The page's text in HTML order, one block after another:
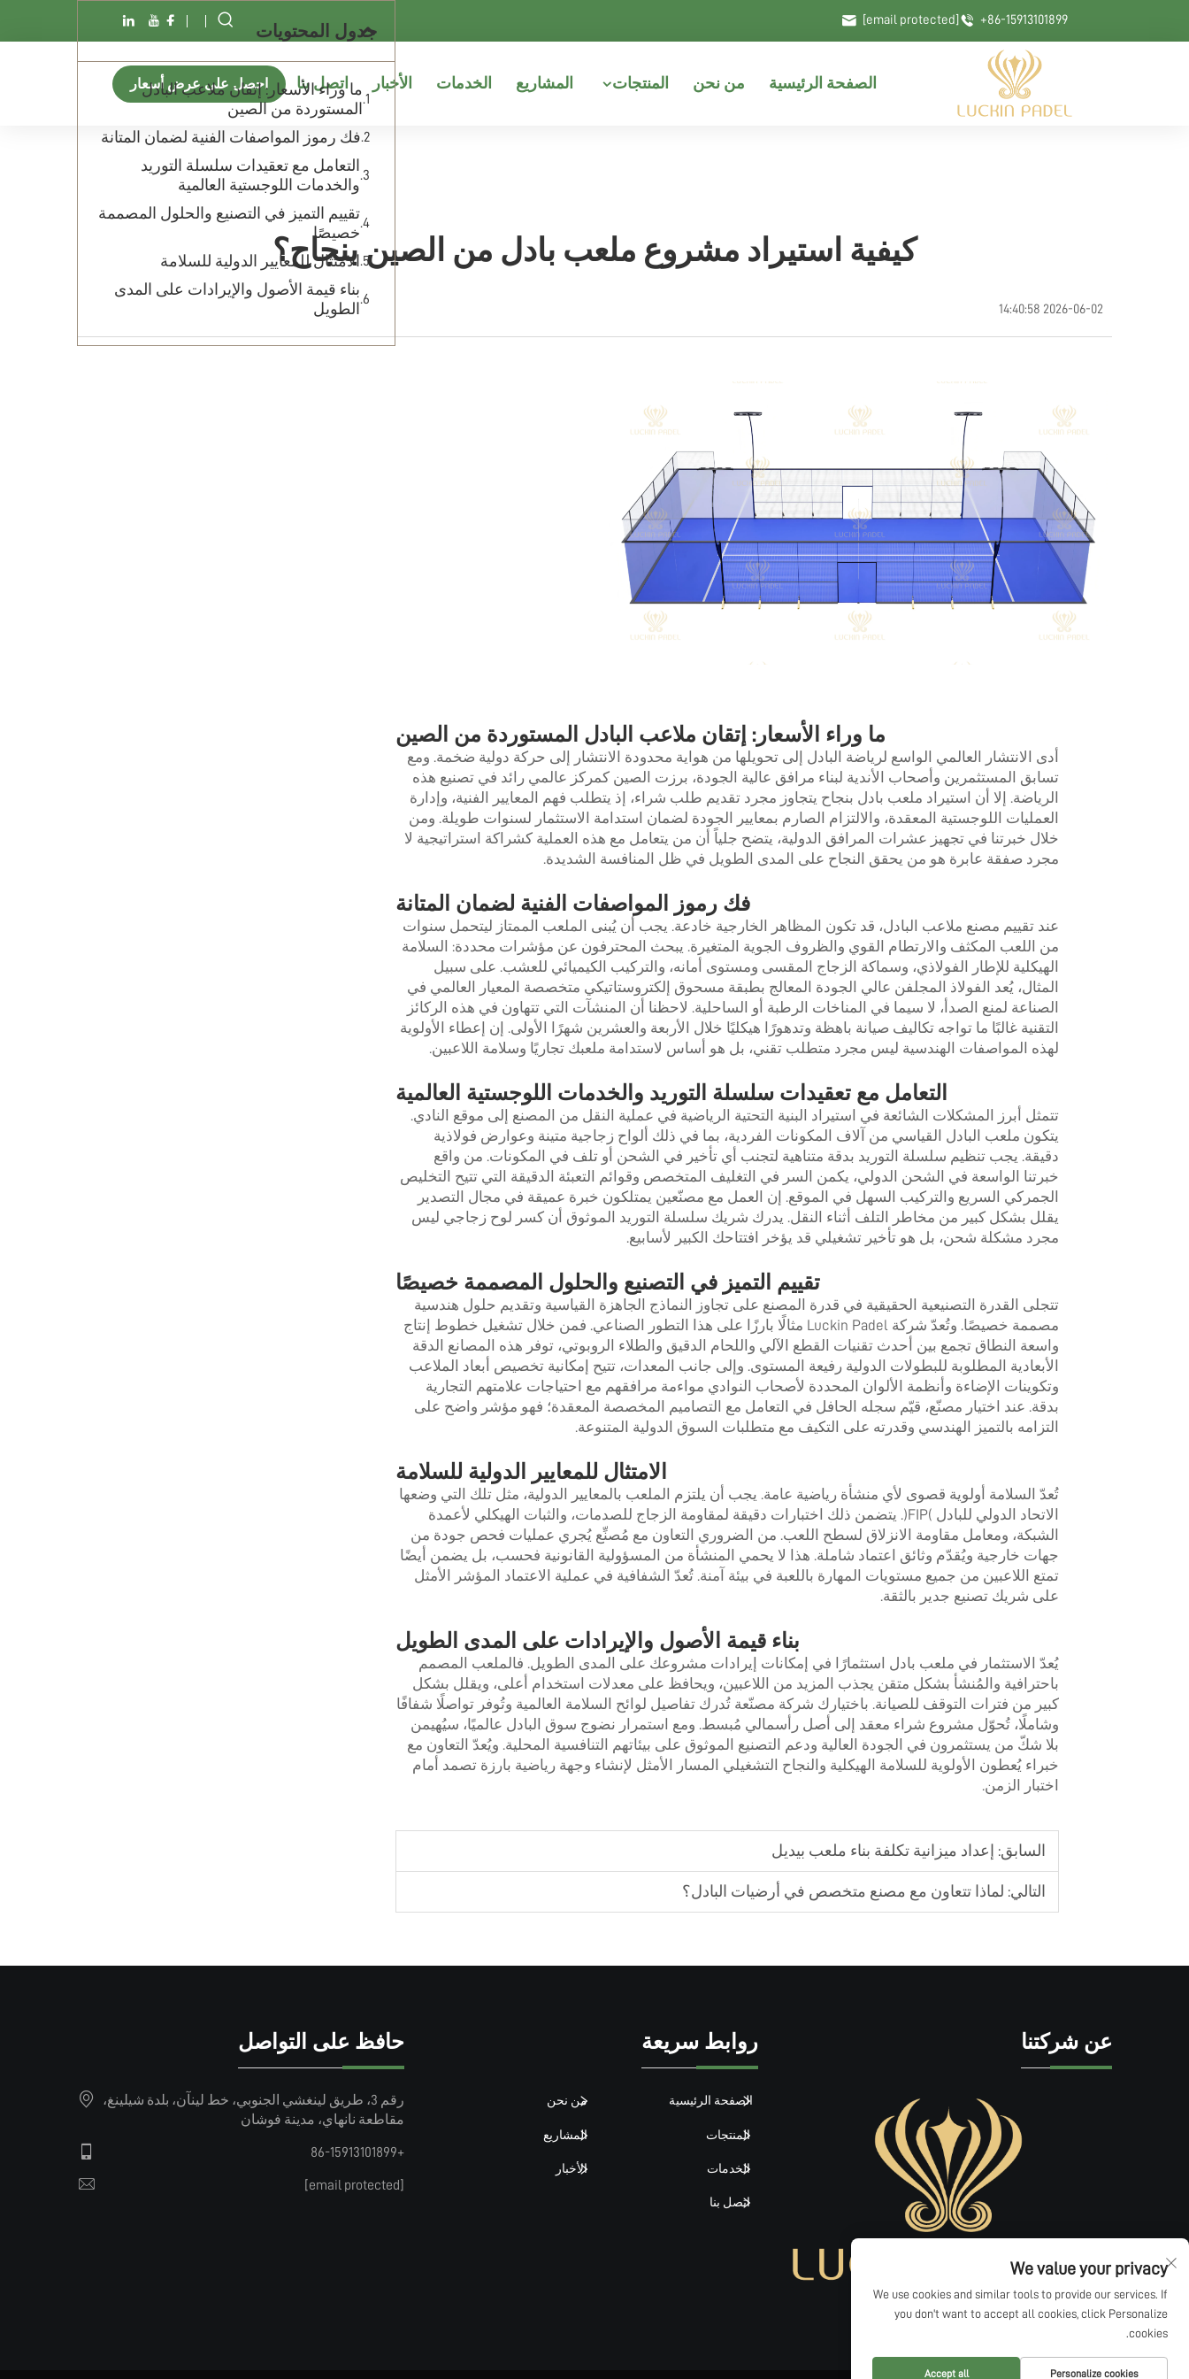
+86-15913101899
[email protected]
الصفحة الرئيسية من نحن المنتجات المشاريع الخدمات الأخبار اتصل بنا احصل على عرض أسعار
كيفية استيراد مشروع ملعب بادل من الصين بنجاح؟
2026-06-02 14:40:58
ما وراء الأسعار: إتقان ملاعب البادل المستوردة من الصين
أدى الانتشار العالمي الواسع لرياضة البادل إلى تحويلها من هواية محدودة الانتشار إلى حركة دولية ضخمة. ومع
تسابق المستثمرين وأصحاب الأندية لبناء مرافق عالية الجودة، برزت الصين كمركز عالمي رائد في تصنيع هذه
الرياضة. إلا أن استيراد ملعب بادل بنجاح يتجاوز مجرد تقديم طلب شراء، إذ يتطلب فهم المعايير الفنية، وإدارة
العمليات اللوجستية المعقدة، والالتزام الصارم بمعايير الجودة لضمان استدامة الاستثمار لسنوات طويلة. ومن
خلال خبرتنا في تجهيز عشرات المرافق الدولية، يتضح جلياً أن من يتعامل مع هذه العملية كشراكة استراتيجية لا
مجرد صفقة عابرة هو من يحقق النجاح على المدى الطويل في ظل المنافسة الشديدة.
فك رموز المواصفات الفنية لضمان المتانة
عند تقييم مصنع ملاعب البادل، قد تكون المظاهر الخارجية خادعة. يجب أن يُبنى الملعب الممتاز ليتحمل سنوات
من اللعب المكثف والارتطام القوي والظروف الجوية المتغيرة. يبحث المحترفون عن مؤشرات محددة: السلامة
الهيكلية للإطار الفولاذي، وسماكة الزجاج المقسى ومستوى أمانه، والتركيب الكيميائي للعشب. على سبيل
المثال، يُعد الفولاذ المجلفن عالي الجودة المعالج بطبقة مسحوق إلكتروستاتيكي متخصصة المعيار العالمي في
الصناعة لمنع الصدأ، لا سيما في المناخات الرطبة أو الساحلية. لاحظنا أن المنشآت التي تتهاون في هذه الركائز
التقنية غالبًا ما تواجه تكاليف صيانة باهظة وتدهورًا هيكليًا خلال الأربعة والعشرين شهرًا الأولى. إن إعطاء الأولوية
لهذه المواصفات الهندسية ليس مجرد متطلب تقني، بل هو أساس لاستدامة ملعبك تجاريًا وسلامة اللاعبين.
التعامل مع تعقيدات سلسلة التوريد والخدمات اللوجستية العالمية
تتمثل أبرز المشكلات الشائعة في استيراد البنية التحتية الرياضية في عملية النقل من المصنع إلى موقع النادي.
يتكون ملعب البادل القياسي من آلاف المكونات الفردية، بما في ذلك ألواح زجاجية متينة وعوارض فولاذية
دقيقة. يجب تنظيم سلسلة التوريد بدقة متناهية لتجنب أي تأخير في الشحن أو تلف في المكونات. من واقع
خبرتنا الواسعة في الشحن الدولي، يكمن السر في التغليف المتخصص وقوائم التعبئة الدقيقة التي تتيح التخليص
الجمركي السريع والتركيب السهل في الموقع. إن العمل مع مصنّعين يمتلكون خبرة عميقة في مجال التصدير
يقلل بشكل كبير من مخاطر التلف أثناء النقل. يدرك شريك سلسلة التوريد الموثوق أن كسر لوح زجاجي ليس
مجرد مشكلة شحن، بل هو تأخير تشغيلي قد يؤخر افتتاحك الكبير لأسابيع.
تقييم التميز في التصنيع والحلول المصممة خصيصًا
تتجلى القدرة التصنيعية الحقيقية في قدرة المصنع على تجاوز النماذج الجاهزة القياسية وتقديم حلول هندسية
مصممة خصيصًا. وتُعدّ شركة Luckin Padel مثالًا بارزًا على هذا التطور الصناعي. فمن خلال تشغيل خطوط إنتاج
واسعة النطاق تجمع بين أحدث تقنيات القطع الآلي واللحام الدقيق والطلاء الروبوتي، توفر هذه المصانع الدقة
الأبعادية المطلوبة للبطولات الدولية رفيعة المستوى. وإلى جانب المعدات، تتيح إمكانية تخصيص أبعاد الملاعب
وتكوينات الإضاءة وأنظمة الألوان المحددة لأصحاب النوادي مواءمة مرافقهم مع احتياجات علامتهم التجارية
بدقة. عند اختيار مصنّع، قيّم سجله الحافل في التعامل مع التصاميم المخصصة المعقدة؛ فهو مؤشر واضح على
التزامه بالتميز الهندسي وقدرته على التكيف مع متطلبات السوق الدولية المتنوعة.
الامتثال للمعايير الدولية للسلامة
تُعدّ السلامة أولوية قصوى لأي منشأة رياضية عامة. يجب أن يلتزم الملعب بالمعايير الدولية، مثل تلك التي وضعها
الاتحاد الدولي للبادل (FIP). يتضمن ذلك اختبارات دقيقة لمقاومة الزجاج للصدمات، والثبات الهيكلي لأعمدة
الشبكة، ومعامل مقاومة الانزلاق لسطح اللعب. من الضروري التعاون مع مُصنِّع يُجري عمليات فحص جودة من
جهات خارجية ويُقدّم وثائق اعتماد شاملة. هذا لا يحمي المنشأة من المسؤولية القانونية فحسب، بل يضمن أيضًا
تمتع اللاعبين من جميع مستويات المهارة باللعبة في بيئة آمنة. تُعدّ الشفافية في عملية الاعتماد المؤشر الأمثل
على شريك تصنيع جدير بالثقة.
بناء قيمة الأصول والإيرادات على المدى الطويل
يُعدّ الاستثمار في ملعب بادل استثمارًا في إمكانات إيرادات مشروعك على المدى الطويل. فالملعب المصمم
باحترافية والمُنشأ بشكل متقن يجذب المزيد من اللاعبين، ويحافظ على معدلات استخدام أعلى، ويقلل بشكل
كبير من فترات التوقف للصيانة. باختيارك شركة مصنّعة تُدرك تفاصيل لوائح السلامة العالمية وتُوفر تواصلًا شفافًا
وشاملًا، تُحوّل مشروع شراء معقد إلى أصل رأسمالي مُبسط. ومع استمرار نضوج سوق البادل عالميًا، سيُهيمن
بلا شكّ من يستثمرون في الجودة العالية ودعم التصنيع الموثوق على بيئاتهم التنافسية المحلية. ويُعدّ التعاون مع
خبراء يُعطون الأولوية للسلامة الهيكلية والنجاح التشغيلي المسار الأمثل لإنشاء وجهة رياضية بارزة تصمد أمام
اختبار الزمن.
السابق: إعداد ميزانية تكلفة بناء ملعب بيديل
التالي: لماذا تتعاون مع مصنع متخصص في أرضيات البادل؟
جدول المحتويات
ما وراء الأسعار: إتقان ملاعب البادل
المستوردة من الصين
فك رموز المواصفات الفنية لضمان المتانة
التعامل مع تعقيدات سلسلة التوريد
والخدمات اللوجستية العالمية
تقييم التميز في التصنيع والحلول المصممة
خصيصًا
الامتثال للمعايير الدولية للسلامة
بناء قيمة الأصول والإيرادات على المدى
الطويل
عن شركتنا روابط سريعة
الصفحة الرئيسية من نحن
المنتجات المشاريع
الخدمات الأخبار
اتصل بنا
حافظ على التواصل
رقم 3، طريق لينغشي الجنوبي، خط لينآن، بلدة شيلينغ،
مقاطعة نانهاي، مدينة فوشان
+86-15913101899
[email protected]
We value your privacy
We use cookies and similar tools to provide our services. If
you don't want to accept all cookies, click Personalize
cookies.
Personalize cookies
Accept all